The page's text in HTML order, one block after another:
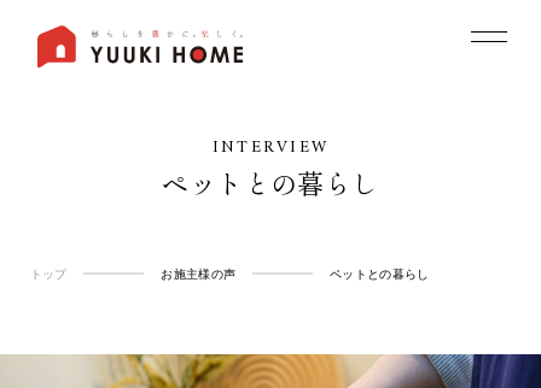
INTERVIEW
ペットとの暮らし
トップ お施主様の声 ペットとの暮らし